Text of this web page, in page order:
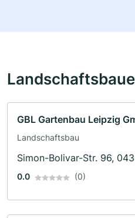
GBL Gartenbau Leipzig
Landschaftsbau
Simon-Bolivar-Str. 96,
0.0 (0)